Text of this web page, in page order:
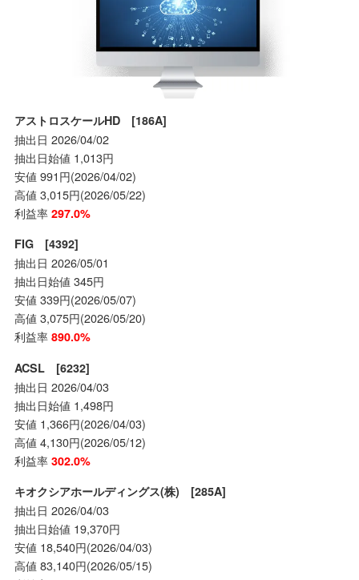
アストロスケールHD [186A]
抽出日 2026/04/02
抽出日始値 1,013円
安値 991円(2026/04/02)
高値 3,015円(2026/05/22)
利益率 297.0%
FIG [4392]
抽出日 2026/05/01
抽出日始値 345円
安値 339円(2026/05/07)
高値 3,075円(2026/05/20)
利益率 890.0%
ACSL [6232]
抽出日 2026/04/03
抽出日始値 1,498円
安値 1,366円(2026/04/03)
高値 4,130円(2026/05/12)
利益率 302.0%
キオクシアホールディングス(株) [285A]
抽出日 2026/04/03
抽出日始値 19,370円
安値 18,540円(2026/04/03)
高値 83,140円(2026/05/15)